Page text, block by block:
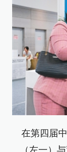
在第四届
（左一）